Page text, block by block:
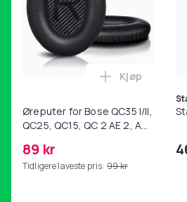
Øreputer for Bose QC35 I/II,
QC25, QC15, QC 2 AE 2, AE
SoundLink Black
89 kr
Tidligere laveste pris: 99 kr
Legg
Kjøp